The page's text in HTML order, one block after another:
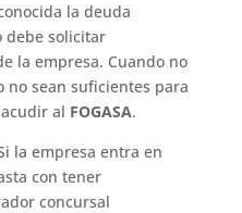
la deuda
debe solicitar
la empresa. Cuando no
no sean suficientes para
al FOGASA.
la empresa entra en
con tener
concursal